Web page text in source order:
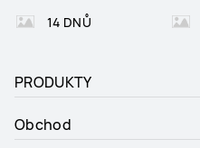
14 DNŮ
PRODUKTY
Obchod